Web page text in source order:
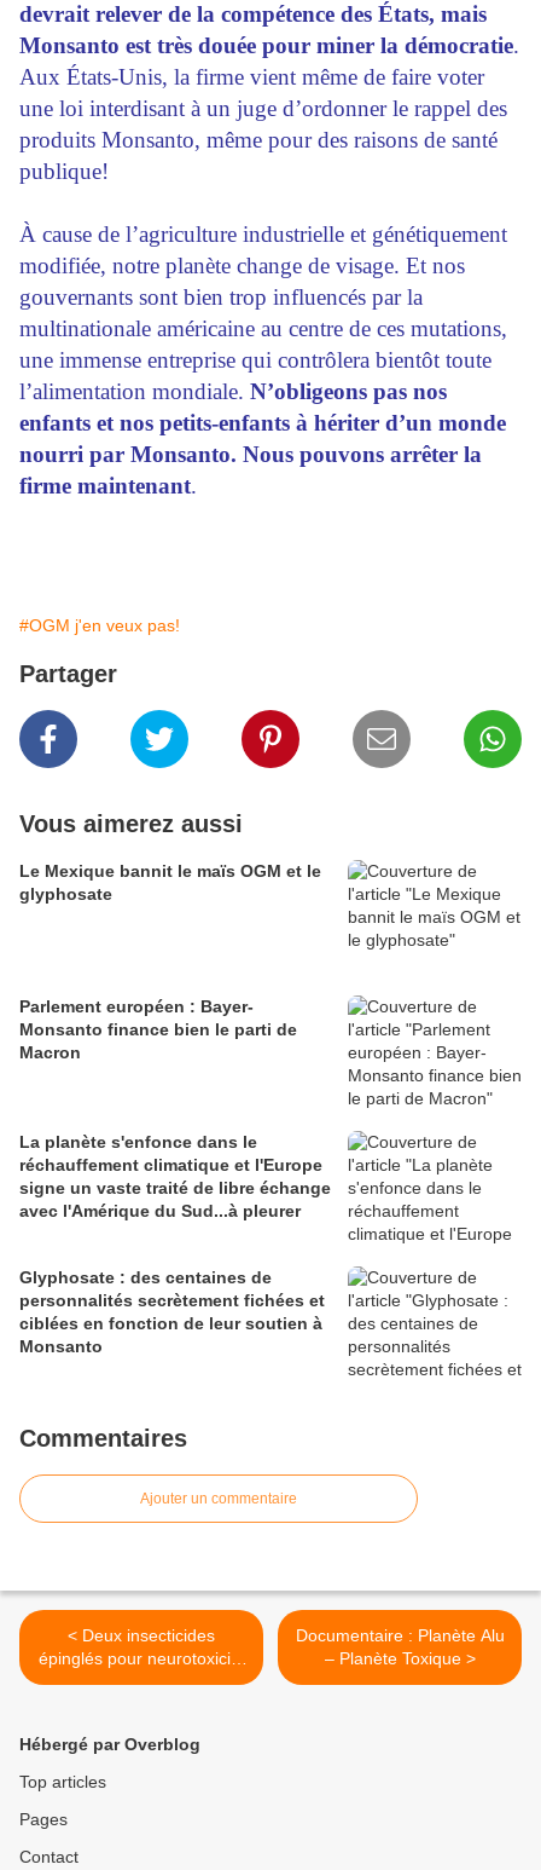
devrait relever de la compétence des États, mais
Monsanto est très douée pour miner la démocratie.
Aux États-Unis, la firme vient même de faire voter
une loi interdisant à un juge d’ordonner le rappel des
produits Monsanto, même pour des raisons de santé
publique!
À cause de l’agriculture industrielle et génétiquement
modifiée, notre planète change de visage. Et nos
gouvernants sont bien trop influencés par la
multinationale américaine au centre de ces mutations,
une immense entreprise qui contrôlera bientôt toute
l’alimentation mondiale. N’obligeons pas nos
enfants et nos petits-enfants à hériter d’un monde
nourri par Monsanto. Nous pouvons arrêter la
firme maintenant.
#OGM j'en veux pas!
Partager
Vous aimerez aussi
Le Mexique bannit le maïs OGM et le
glyphosate
Parlement européen : Bayer-
Monsanto finance bien le parti de
Macron
La planète s'enfonce dans le
réchauffement climatique et l'Europe
signe un vaste traité de libre échange
avec l'Amérique du Sud...à pleurer
Glyphosate : des centaines de
personnalités secrètement fichées et
ciblées en fonction de leur soutien à
Monsanto
Commentaires
Ajouter un commentaire
< Deux insecticides
épinglés pour neurotoxicité
humaine par une agence
Documentaire : Planète Alu
– Planète Toxique >
Hébergé par Overblog
Top articles
Pages
Contact